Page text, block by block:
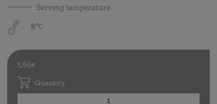
Serving temperature
8ºC
5,65€
Quantity